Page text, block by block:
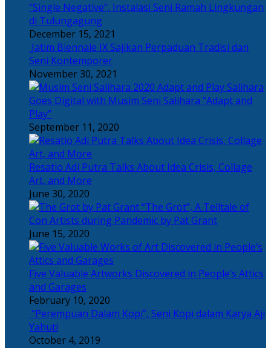
“Single Negative”, Instalasi Seni Ramah Lingkungan
di Tulungagung
December 15, 2021
Jatim Biennale IX Sajikan Perpaduan Tradisi dan
Seni Kontemporer
November 30, 2021
Salihara
Goes Digital with Musim Seni Salihara “Adapt and
Play”
September 11, 2020
Resatio Adi Putra Talks About Idea Crisis, Collage
Art, and More
June 30, 2020
“The Grot”, A Telltale of
Con Artists during Pandemic by Pat Grant
June 15, 2020
Five Valuable Artworks Discovered in People’s Attics
and Garages
February 10, 2020
“Perempuan Dalam Kopi”, Seni Kopi dalam Karya Aji
Yahuti
October 4, 2019